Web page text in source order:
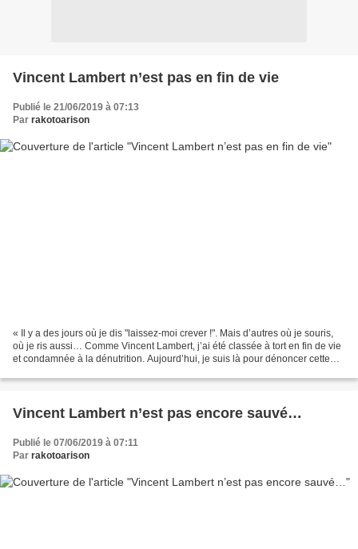
Vincent Lambert n’est pas en fin de vie
Publié le 21/06/2019 à 07:13
Par rakotoarison
« Il y a des jours où je dis "laissez-moi crever !". Mais d’autres où je souris,
où je ris aussi… Comme Vincent Lambert, j’ai été classée à tort en fin de vie
et condamnée à la dénutrition. Aujourd’hui, je suis là pour dénoncer cette
Vincent Lambert n’est pas encore sauvé…
Publié le 07/06/2019 à 07:11
Par rakotoarison